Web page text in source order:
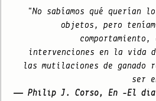
"No sabíamos qué querían
objetos, pero
intervenciones en la vida
las mutilaciones de ganado
ser
— Philip J. Corso, En -El día